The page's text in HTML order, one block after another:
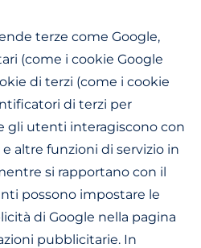
terze come Google,
(come i cookie Google
di terzi (come i cookie
di terzi per
gli utenti interagiscono con
altre funzioni di servizio in
si rapportano con il
possono impostare le
di Google nella pagina
pubblicitarie. In